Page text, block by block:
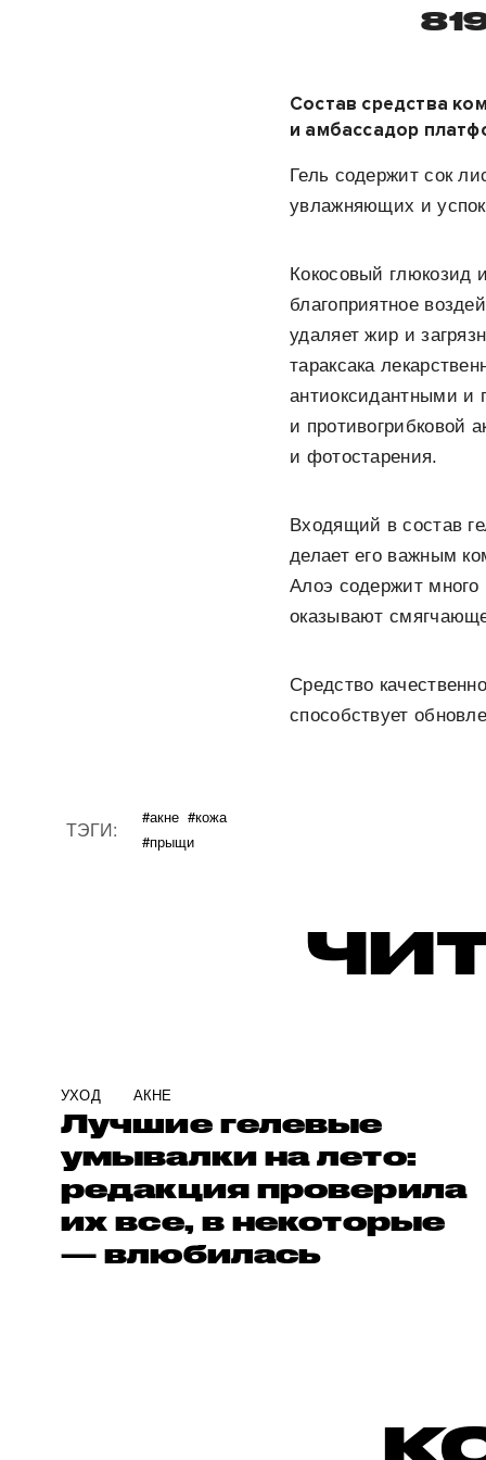
Состав средства
и амбассадор
Гель содержит сок
увлажняющих и
Кокосовый глюкозид
благоприятное
удаляет жир и
тараксака
антиоксидантными и
и противогрибковой
и фотостарения.
Входящий в состав
делает его важным
Алоэ содержит много
оказывают
Средство
способствует
ТЭГИ: #акне #кожа
#прыщи
УХОД АКНЕ
Лучшие гелевые
умывалки на лето:
редакция проверила
их все, в некоторые
— влюбилась